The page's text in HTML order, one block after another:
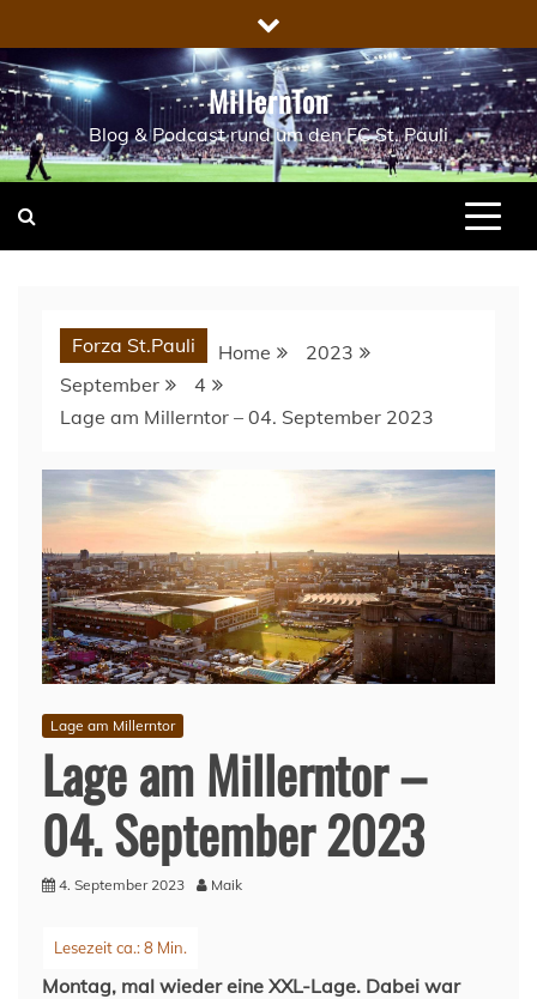
to
content
MillernTon
Blog & Podcast rund um den FC St. Pauli
Forza St.Pauli Home
2023
September
4
Lage am Millerntor – 04. September 2023
Lage am Millerntor
Lage am Millerntor –
04. September 2023
4. September 2023 Maik
Montag, mal wieder eine XXL-Lage. Dabei war